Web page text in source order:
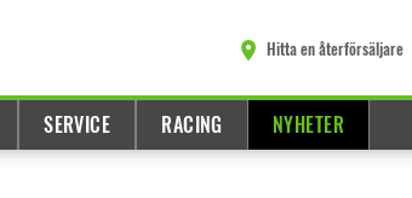
Hitta en återförsäljare
SERVICE RACING NYHETER